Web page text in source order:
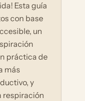
Esta guía
con base
un
práctica de
más
y
respiración